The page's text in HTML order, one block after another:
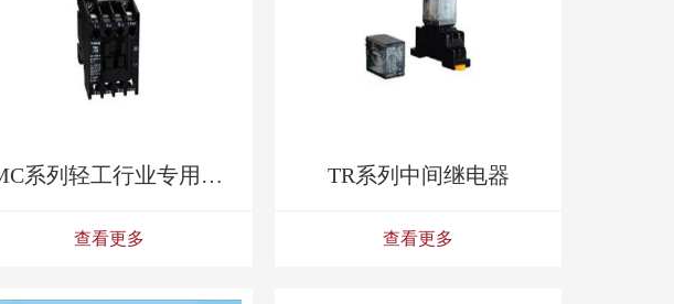
TMC系列轻工行业专用接触器
查看更多
TR系列中间继电器
查看更多